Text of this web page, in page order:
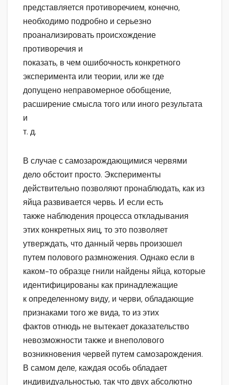
представляется противоречием, конечно,
необходимо подробно и серьезно
проанализировать происхождение
противоречия и
показать, в чем ошибочность конкретного
эксперимента или теории, или же где
допущено неправомерное обобщение,
расширение смысла того или иного результата
и
т. д.
В случае с самозарождающимися червями
дело обстоит просто. Эксперименты
действительно позволяют пронаблюдать, как из
яйца развивается червь. И если есть
также наблюдения процесса откладывания
этих конкретных яиц, то это позволяет
утверждать, что данный червь произошел
путем полового размножения. Однако если в
каком-то образце гнили найдены яйца, которые
идентифицированы как принадлежащие
к определенному виду, и черви, обладающие
признаками того же вида, то из этих
фактов отнюдь не вытекает доказательство
невозможности также и внеполового
возникновения червей путем самозарождения.
В самом деле, каждая особь обладает
индивидуальностью, так что двух абсолютно